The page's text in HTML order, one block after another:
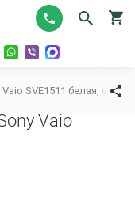
SVE1511 белая, с
Vaio